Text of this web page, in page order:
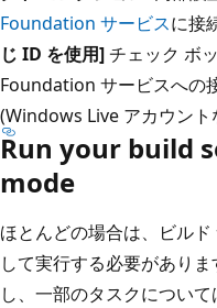
Foundation サービスに接
じ ID を使用]チェック ボ
Foundation サービスへの
(Windows Live アカウント
Run your build
mode
ほとんどの場合は、ビル
して実行する必要があり
し、一部のタスクについ